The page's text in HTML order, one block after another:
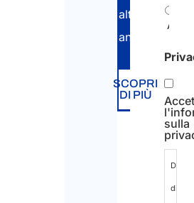
altro
ancora!
SCOPRI
DI PIÙ
sulla
di